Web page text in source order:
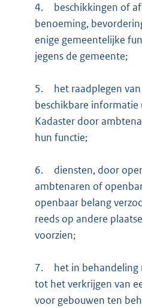
4.
beschikkingen of
benoeming,
enige gemeentelijke
jegens de gemeente;
5.
het raadplegen
beschikbare informatie
Kadaster door
hun functie;
6.
diensten, door
ambtenaren of
openbaar belang
reeds op andere
voorzien;
7.
het in behandeling
tot het verkrijgen van
voor gebouwen ten